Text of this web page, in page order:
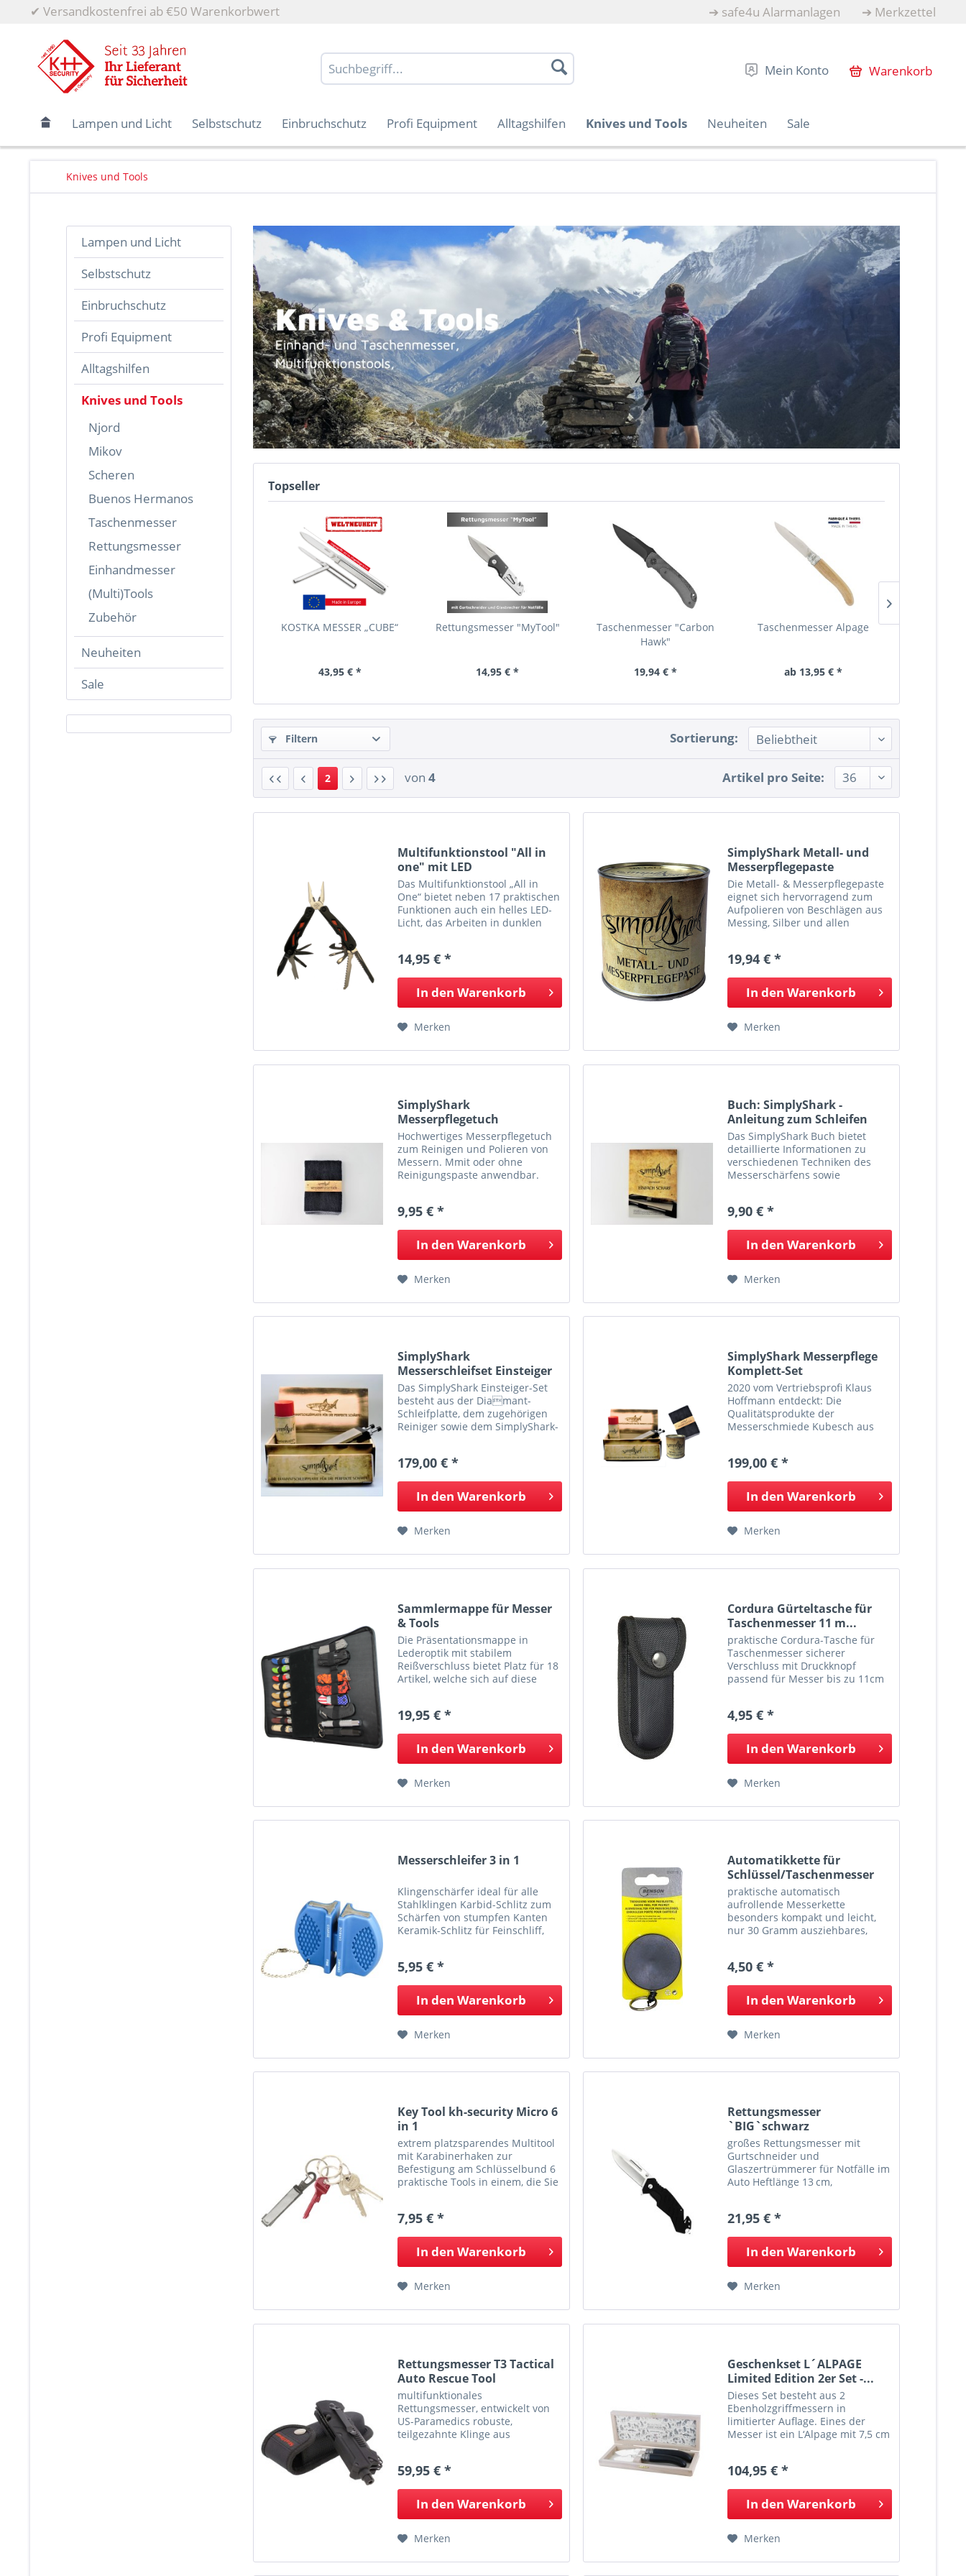
✔ Versandkostenfrei ab €50 Warenkorbwert ➔ safe4u Alarmanlagen ➔ Merkzettel
Mein Konto Warenkorb
Lampen und Licht Selbstschutz Einbruchschutz Profi Equipment Alltagshilfen Knives und Tools Neuheiten Sale
Knives und Tools
Lampen und Licht
Selbstschutz
Einbruchschutz
Profi Equipment
Alltagshilfen
Knives und Tools
Njord
Mikov
Scheren
Buenos Hermanos
Taschenmesser
Rettungsmesser
Einhandmesser
(Multi)Tools
Zubehör
Neuheiten
Sale
Topseller
KOSTKA MESSER „CUBE“
43,95 € *
Rettungsmesser "MyTool"
14,95 € *
Taschenmesser "Carbon
Hawk"
19,94 € *
Taschenmesser Alpage
ab 13,95 € *
Filtern Sortierung:
2 von 4 Artikel pro Seite:
Multifunktionstool "All in
one" mit LED
Das Multifunktionstool „All in
One“ bietet neben 17 praktischen
Funktionen auch ein helles LED-
Licht, das Arbeiten in dunklen
Drahtschneider Abisolierzange
LED Lamp Messer Holz-/...
14,95 € *
In den Warenkorb
Merken
SimplyShark Metall- und
Messerpflegepaste
Die Metall- & Messerpflegepaste
eignet sich hervorragend zum
Aufpolieren von Beschlägen aus
Messing, Silber und allen
aus der Messerschmiede
Kubesch. Das...
19,94 € *
In den Warenkorb
Merken
SimplyShark
Messerpflegetuch
Hochwertiges Messerpflegetuch
zum Reinigen und Polieren von
Messern. Mmit oder ohne
Reinigungspaste anwendbar.
Traditionsunternehmen aus
ausgestorbene Tradition...
9,95 € *
In den Warenkorb
Merken
Buch: SimplyShark -
Anleitung zum Schleifen
von...
Das SimplyShark Buch bietet
detaillierte Informationen zu
verschiedenen Techniken des
Messerschärfens sowie
Qualitätsware aus der
Traditionsunternehmen aus
Fulda...
9,90 € *
In den Warenkorb
Merken
SimplyShark
Messerschleifset Einsteiger
Das SimplyShark Einsteiger-Set
besteht aus der Diamant-
Schleifplatte, dem zugehörigen
Reiniger sowie dem SimplyShark-
Schleiferei. Diamant-Schleifplatte
Mit der rubingeschliffenen...
179,00 € *
In den Warenkorb
Merken
SimplyShark Messerpflege
Komplett-Set
2020 vom Vertriebsprofi Klaus
Hoffmann entdeckt: Die
Qualitätsprodukte der
Messerschmiede Kubesch aus
Fulda verbindet die fast
ausgestorbene Tradition des
Messerschmiedehandwerks mit
den neuen...
199,00 € *
In den Warenkorb
Merken
Sammlermappe für Messer
& Tools
Die Präsentationsmappe in
Lederoptik mit stabilem
Reißverschluss bietet Platz für 18
Artikel, welche sich auf diese
und den guten Schutz Ihrer
aufgehoben und...
19,95 € *
In den Warenkorb
Merken
Cordura Gürteltasche für
Taschenmesser 11 m...
praktische Cordura-Tasche für
Taschenmesser sicherer
Verschluss mit Druckknopf
passend für Messer bis zu 11cm
24 g
4,95 € *
In den Warenkorb
Merken
Messerschleifer 3 in 1
Klingenschärfer ideal für alle
Stahlklingen Karbid-Schlitz zum
Schärfen von stumpfen Kanten
Keramik-Schlitz für Feinschliff,
geeignet für Messer- und
Scherenklingen handliches,...
5,95 € *
In den Warenkorb
Merken
Automatikkette für
Schlüssel/Taschenmesser
praktische automatisch
aufrollende Messerkette
besonders kompakt und leicht,
nur 30 Gramm ausziehbares,
Länge ca. 65 cm integrierter
Gürtelclip am Gehäuse Lieferung
4,50 € *
In den Warenkorb
Merken
Key Tool kh-security Micro 6
in 1
extrem platzsparendes Multitool
mit Karabinerhaken zur
Befestigung am Schlüsselbund 6
praktische Tools in einem, die Sie
Edelstahl inklusive
Flaschenöffner,
Schraubenzieher,...
7,95 € *
In den Warenkorb
Merken
Rettungsmesser
`BIG`schwarz
großes Rettungsmesser mit
Gurtschneider und
Glaszertrümmerer für Notfälle im
Auto Heftlänge 13 cm,
Daumenknopf und Liner Lock-
Verrieglung robuste G10-
Griffschalen mit Struktur sorgen
für...
21,95 € *
In den Warenkorb
Merken
Rettungsmesser T3 Tactical
Auto Rescue Tool
multifunktionales
Rettungsmesser, entwickelt von
US-Paramedics robuste,
teilgezahnte Klinge aus
einfachen Öffnen Klingenlänge
zusätzliche...
59,95 € *
In den Warenkorb
Merken
Geschenkset L´ALPAGE
Limited Edition 2er Set -...
Dieses Set besteht aus 2
Ebenholzgriffmessern in
limitierter Auflage. Eines der
Messer ist ein L‘Alpage mit 7,5 cm
Messer hat eine mattierte Zwinge
104,95 € *
In den Warenkorb
Merken